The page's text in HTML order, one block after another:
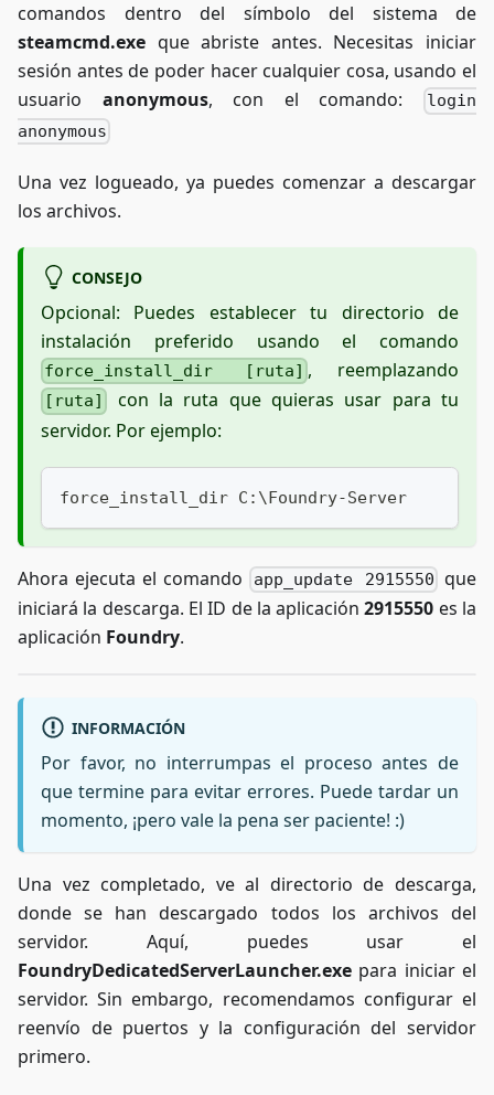
comandos dentro del símbolo del sistema de
steamcmd.exe que abriste antes. Necesitas iniciar
sesión antes de poder hacer cualquier cosa, usando el
usuario anonymous, con el comando:
login
anonymous
Una vez logueado, ya puedes comenzar a descargar
los archivos.
CONSEJO
Opcional: Puedes establecer tu directorio de
instalación preferido usando el comando
force_install_dir [ruta] , reemplazando
[ruta]
con la ruta que quieras usar para tu
servidor. Por ejemplo:
force_install_dir C:\Foundry-Server
Ahora ejecuta el comando app_update 2915550 que
iniciará la descarga. El ID de la aplicación2915550 es la
aplicación Foundry.
INFORMACIÓN
Por favor, no interrumpas el proceso antes de
que termine para evitar errores. Puede tardar un
momento, ¡pero vale la pena ser paciente! :)
Una vez completado, ve al directorio de descarga,
donde se han descargado todos los archivos del
servidor. Aquí, puedes usar el
FoundryDedicatedServerLauncher.exe para iniciar el
servidor. Sin embargo, recomendamos configurar el
reenvío de puertos y la configuración del servidor
primero.